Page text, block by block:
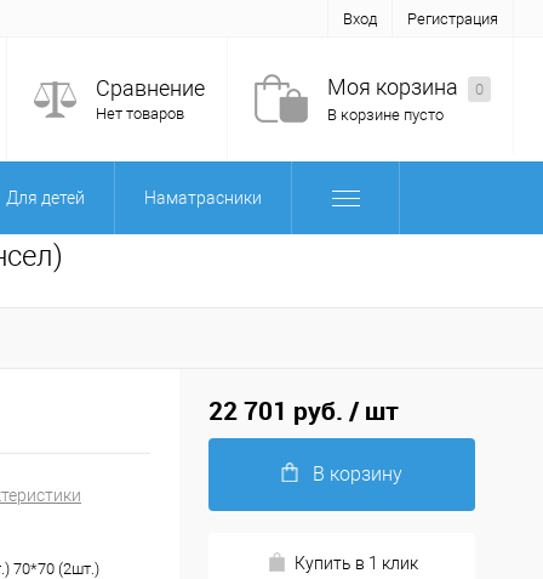
Вход Регистрация
Сравнение
Нет товаров
Моя корзина
0
В корзине пусто
Для детей Наматрасники
70*70 (2шт.)
22 701 руб. / шт
В корзину
Купить в 1 клик